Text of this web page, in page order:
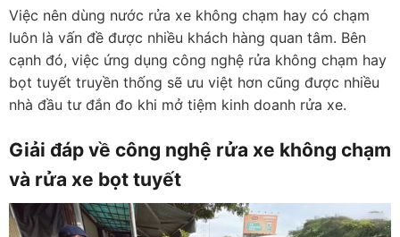
Việc nên dùng nước rửa xe không chạm hay có chạm
luôn là vấn đề được nhiều khách hàng quan tâm. Bên
cạnh đó, việc ứng dụng công nghệ rửa không chạm hay
bọt tuyết truyền thống sẽ ưu việt hơn cũng được nhiều
nhà đầu tư đắn đo khi mở tiệm kinh doanh rửa xe.
Giải đáp về công nghệ rửa xe không chạm
và rửa xe bọt tuyết